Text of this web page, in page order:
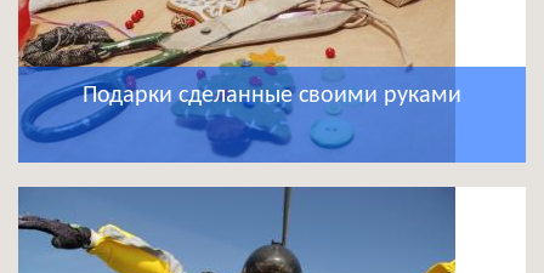
Подарки сделанные своими руками